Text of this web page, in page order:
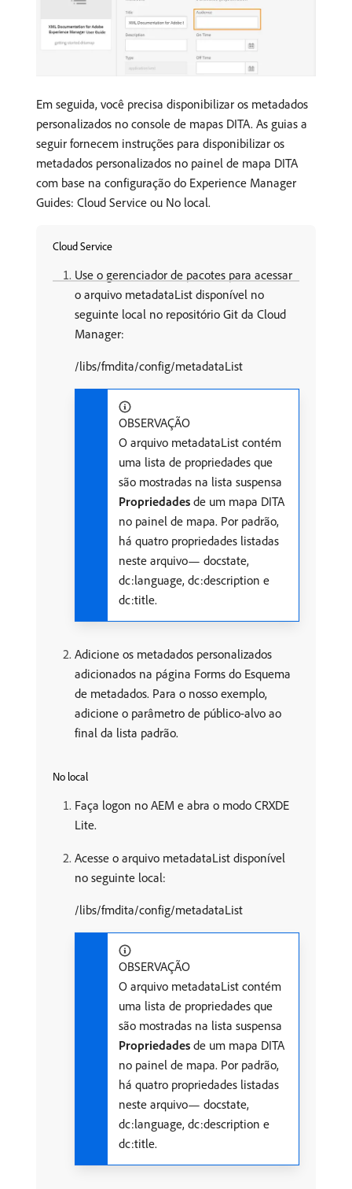
Em seguida, você precisa disponibilizar os metadados
personalizados no console de mapas DITA. As guias a
seguir fornecem instruções para disponibilizar os
metadados personalizados no painel de mapa DITA
com base na configuração do Experience Manager
Guides: Cloud Service ou No local.
Cloud Service
Use o gerenciador de pacotes para acessar
o arquivo metadataList disponível no
seguinte local no repositório Git da Cloud
Manager:
/libs/fmdita/config/metadataList
OBSERVAÇÃO
O arquivo metadataList contém
uma lista de propriedades que
são mostradas na lista suspensa
Propriedades de um mapa DITA
no painel de mapa. Por padrão,
há quatro propriedades listadas
neste arquivo— docstate,
dc:language, dc:description e
dc:title.
Adicione os metadados personalizados
adicionados na página Forms do Esquema
de metadados. Para o nosso exemplo,
adicione o parâmetro de público-alvo ao
final da lista padrão.
No local
Faça logon no AEM e abra o modo CRXDE
Lite.
Acesse o arquivo metadataList disponível
no seguinte local:
/libs/fmdita/config/metadataList
OBSERVAÇÃO
O arquivo metadataList contém
uma lista de propriedades que
são mostradas na lista suspensa
Propriedades de um mapa DITA
no painel de mapa. Por padrão,
há quatro propriedades listadas
neste arquivo— docstate,
dc:language, dc:description e
dc:title.